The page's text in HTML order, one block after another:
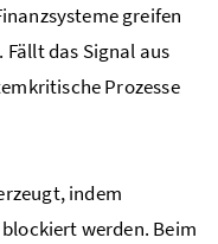
greifen
Fällt das Signal aus
Prozesse
indem
werden. Beim